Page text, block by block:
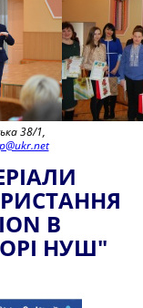
38/1,
В
НУШ"